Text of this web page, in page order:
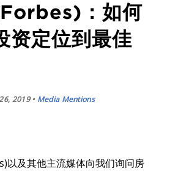
：如何
资定位到最佳
2019 • Media Mentions
以及其他主流媒体向我们询问房